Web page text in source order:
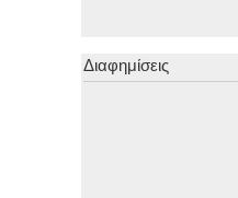
Διαφημίσεις